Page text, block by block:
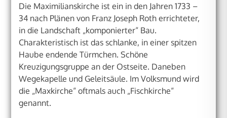
Die Maximilianskirche ist ein in den Jahren 1733 –
34 nach Plänen von Franz Joseph Roth errichteter,
in die Landschaft „komponierter“ Bau.
Charakteristisch ist das schlanke, in einer spitzen
Haube endende Türmchen. Schöne
Kreuzigungsgruppe an der Ostseite. Daneben
Wegekapelle und Geleitsäule. Im Volksmund wird
die „Maxkirche“ oftmals auch „Fischkirche“
genannt.